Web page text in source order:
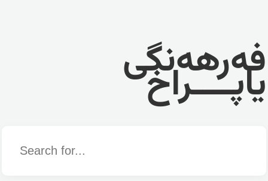
فەرهەنگی
یاپــــراخ
Word